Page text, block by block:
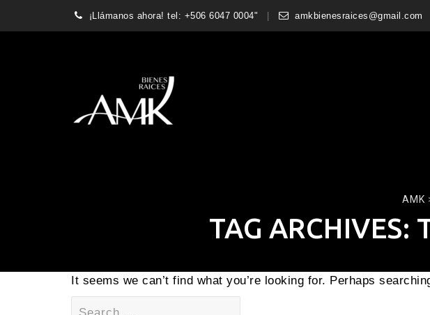
¡Llámanos ahora! tel: +506 6047 0004" amkbienesraices@gmail.com
AMK
TAG ARCHIVES:
It seems we can’t find what you’re looking for. Perhaps